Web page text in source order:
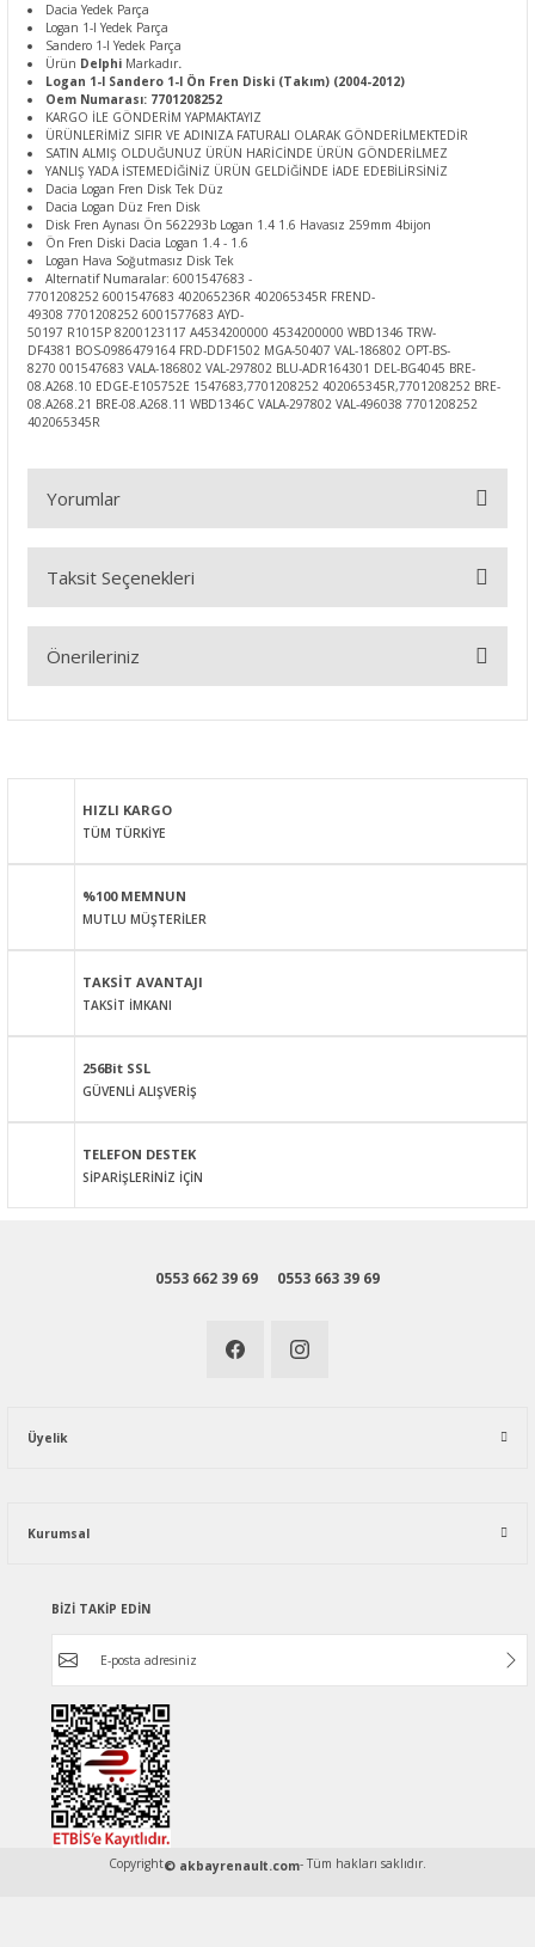
Dacia Yedek Parça
Logan 1-I Yedek Parça
Sandero 1-I Yedek Parça
Ürün Delphi Markadır.
Logan 1-I Sandero 1-I Ön Fren Diski (Takım) (2004-2012)
Oem Numarası: 7701208252
KARGO İLE GÖNDERİM YAPMAKTAYIZ
ÜRÜNLERİMİZ SIFIR VE ADINIZA FATURALI OLARAK GÖNDERİLMEKTEDİR
SATIN ALMIŞ OLDUĞUNUZ ÜRÜN HARİCİNDE ÜRÜN GÖNDERİLMEZ
YANLIŞ YADA İSTEMEDİĞİNİZ ÜRÜN GELDİĞİNDE İADE EDEBİLİRSİNİZ
Dacia Logan Fren Disk Tek Düz
Dacia Logan Düz Fren Disk
Disk Fren Aynası Ön 562293b Logan 1.4 1.6 Havasız 259mm 4bijon
Ön Fren Diski Dacia Logan 1.4 - 1.6
Logan Hava Soğutmasız Disk Tek
Alternatif Numaralar: 6001547683 -
7701208252 6001547683 402065236R 402065345R FREND-
49308 7701208252 6001577683 AYD-
50197 R1015P 8200123117 A4534200000 4534200000 WBD1346 TRW-
DF4381 BOS-0986479164 FRD-DDF1502 MGA-50407 VAL-186802 OPT-BS-
8270 001547683 VALA-186802 VAL-297802 BLU-ADR164301 DEL-BG4045 BRE-
08.A268.10 EDGE-E105752E 1547683,7701208252 402065345R,7701208252 BRE-
08.A268.21 BRE-08.A268.11 WBD1346C VALA-297802 VAL-496038 7701208252
402065345R
Yorumlar
Bu ürüne ilk yorumu siz yapın!
Taksit Seçenekleri
Önerileriniz
Görüş ve önerileriniz için teşekkür ederiz.
Ürün resmi kalitesiz, bozuk veya görüntülenemiyor.
Ürün bilgilerinde hatalar bulunuyor.
Bu ürüne benzer farklı alternatifler olmalı.
HIZLI KARGO
TÜM TÜRKİYE
%100 MEMNUN
MUTLU MÜŞTERİLER
TAKSİT AVANTAJI
TAKSİT İMKANI
256Bit SSL
GÜVENLİ ALIŞVERİŞ
TELEFON DESTEK
SİPARİŞLERİNİZ İÇİN
0553 662 39 69 0553 663 39 69
Üyelik
Kurumsal
BİZİ TAKİP EDİN
Copyright© akbayrenault.com- Tüm hakları saklıdır.